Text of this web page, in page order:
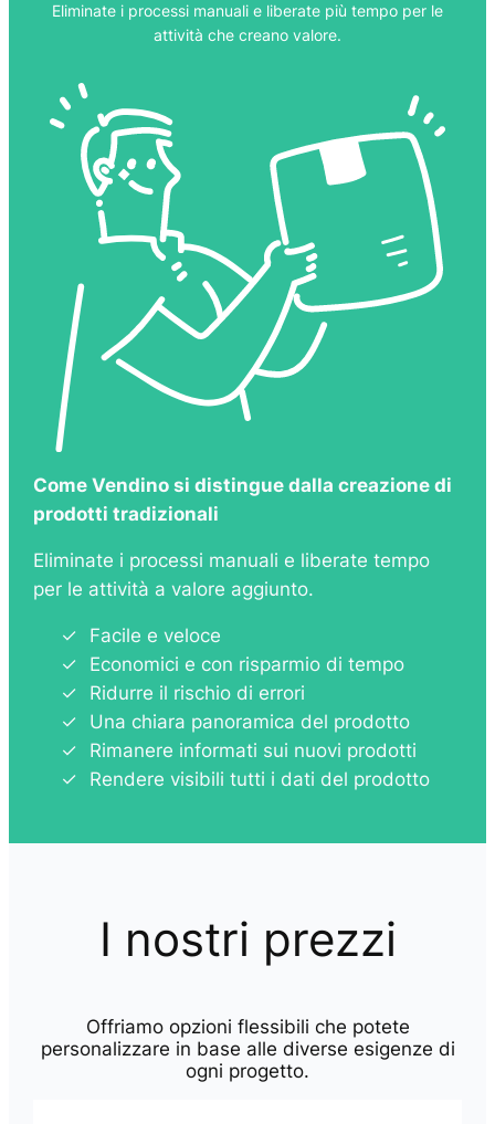
Eliminate i processi manuali e liberate più tempo per le
attività che creano valore.
Come Vendino si distingue dalla creazione di
prodotti tradizionali
Eliminate i processi manuali e liberate tempo
per le attività a valore aggiunto.
Facile e veloce
Economici e con risparmio di tempo
Ridurre il rischio di errori
Una chiara panoramica del prodotto
Rimanere informati sui nuovi prodotti
Rendere visibili tutti i dati del prodotto
I nostri prezzi
Offriamo opzioni flessibili che potete
personalizzare in base alle diverse esigenze di
ogni progetto.